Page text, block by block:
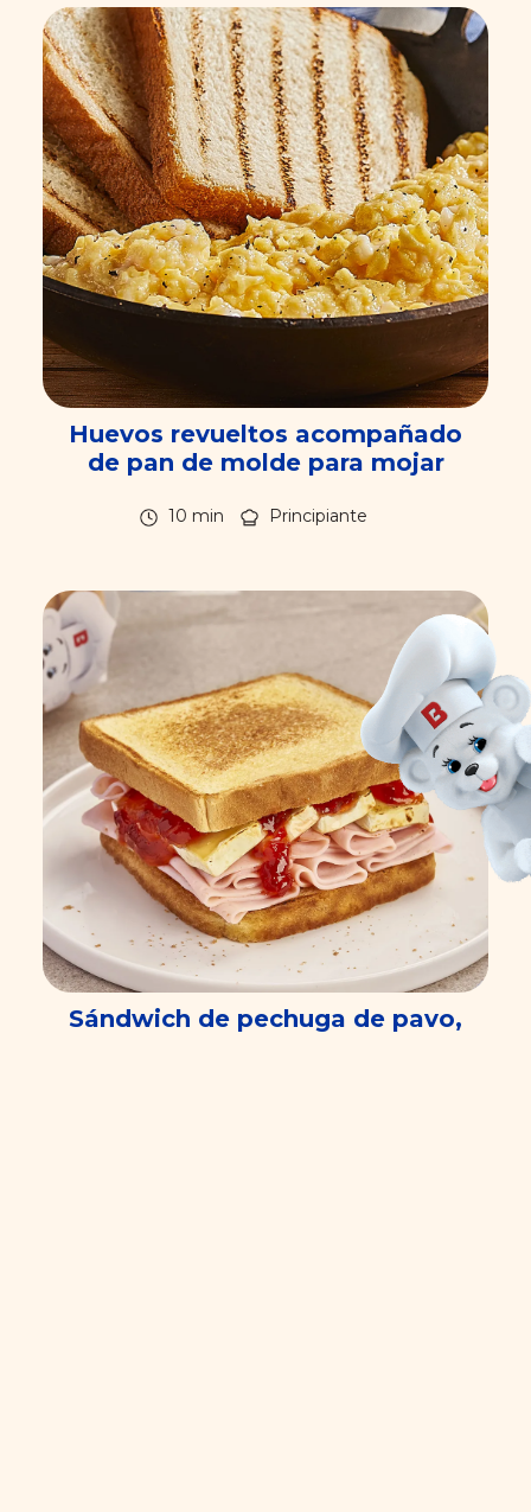
Huevos revueltos acompañado
de pan de molde para mojar
10 min Principiante
Sándwich de pechuga de pavo,